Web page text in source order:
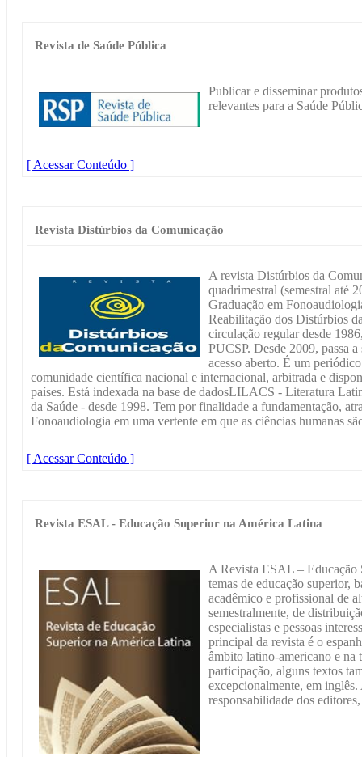
Revista de Saúde Pública
Publicar e disseminar
relevantes para a Saúde
[ Acessar Conteúdo ]
Revista Distúrbios da Comunicação
A revista Distúrbios da
quadrimestral (semestral até
Graduação em
Reabilitação dos Distúrbios
circulação regular desde
PUCSP. Desde 2009, passa
acesso aberto. É um
comunidade científica nacional e internacional, arbitrada e
países. Está indexada na base de dadosLILACS - Literatura
da Saúde - desde 1998. Tem por finalidade a fundamentação,
Fonoaudiologia em uma vertente em que as ciências humanas
[ Acessar Conteúdo ]
Revista ESAL - Educação Superior na América Latina
A Revista ESAL –
temas de educação superior,
acadêmico e profissional de
semestralmente, de
especialistas e pessoas
principal da revista é o
âmbito latino-americano e na
participação, alguns textos
excepcionalmente, em
responsabilidade dos